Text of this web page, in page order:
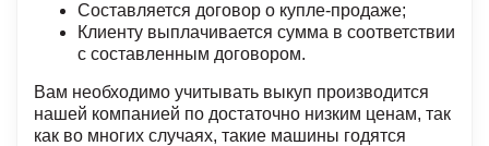
Составляется договор о купле-продаже;
Клиенту выплачивается сумма в соответствии
с составленным договором.
Вам необходимо учитывать выкуп производится
нашей компанией по достаточно низким ценам, так
как во многих случаях, такие машины годятся